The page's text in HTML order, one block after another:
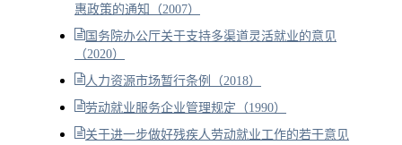
惠政策的通知（2007）
国务院办公厅关于支持多渠道灵活就业的意见
（2020）
人力资源市场暂行条例（2018）
劳动就业服务企业管理规定（1990）
关于进一步做好残疾人劳动就业工作的若干意见